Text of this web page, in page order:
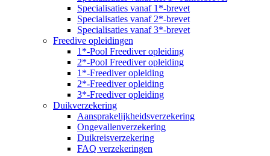
Specialisaties vanaf 1*-brevet
Specialisaties vanaf 2*-brevet
Specialisaties vanaf 3*-brevet
Freedive opleidingen
1*-Pool Freediver opleiding
2*-Pool Freediver opleiding
1*-Freediver opleiding
2*-Freediver opleiding
3*-Freediver opleiding
Duikverzekering
Aansprakelijkheidsverzekering
Ongevallenverzekering
Duikreisverzekering
FAQ verzekeringen